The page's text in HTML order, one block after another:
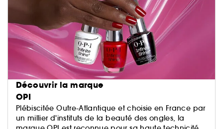
Découvrir la marque
OPI
Plébiscitée Outre-Atlantique et choisie en France par
un millier d'instituts de la beauté des ongles, la